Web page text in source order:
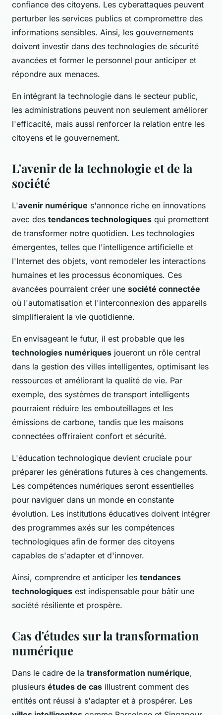
confiance des citoyens. Les cyberattaques peuvent
perturber les services publics et compromettre des
informations sensibles. Ainsi, les gouvernements
doivent investir dans des technologies de sécurité
avancées et former le personnel pour anticiper et
répondre aux menaces.
En intégrant la technologie dans le secteur public,
les administrations peuvent non seulement améliorer
l'efficacité, mais aussi renforcer la relation entre les
citoyens et le gouvernement.
L'avenir de la technologie et de la
société
L'avenir numérique s'annonce riche en innovations
avec des tendances technologiques qui promettent
de transformer notre quotidien. Les technologies
émergentes, telles que l'intelligence artificielle et
l'Internet des objets, vont remodeler les interactions
humaines et les processus économiques. Ces
avancées pourraient créer une société connectée
où l'automatisation et l'interconnexion des appareils
simplifieraient la vie quotidienne.
En envisageant le futur, il est probable que les
technologies numériques joueront un rôle central
dans la gestion des villes intelligentes, optimisant les
ressources et améliorant la qualité de vie. Par
exemple, des systèmes de transport intelligents
pourraient réduire les embouteillages et les
émissions de carbone, tandis que les maisons
connectées offriraient confort et sécurité.
L'éducation technologique devient cruciale pour
préparer les générations futures à ces changements.
Les compétences numériques seront essentielles
pour naviguer dans un monde en constante
évolution. Les institutions éducatives doivent intégrer
des programmes axés sur les compétences
technologiques afin de former des citoyens
capables de s'adapter et d'innover.
Ainsi, comprendre et anticiper les tendances
technologiques est indispensable pour bâtir une
société résiliente et prospère.
Cas d'études sur la transformation
numérique
Dans le cadre de la transformation numérique,
plusieurs études de cas illustrent comment des
entités ont réussi à s'adapter et à prospérer. Les